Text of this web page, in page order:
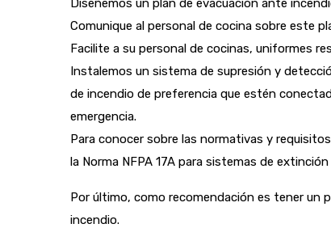
Diseñemos un plan de evacuación ante
Comunique al personal de cocina sobre este
Facilite a su personal de cocinas, uniformes
Instalemos un sistema de supresión y
de incendio de preferencia que estén
emergencia.
Para conocer sobre las normativas y
la Norma NFPA 17A para sistemas de
Por último, como recomendación es tener un
incendio.